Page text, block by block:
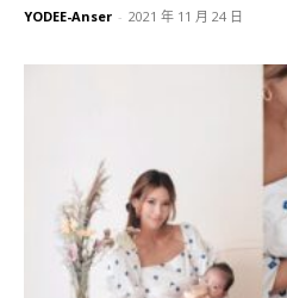
YODEE-Anser - 2021 年 11 月 24 日